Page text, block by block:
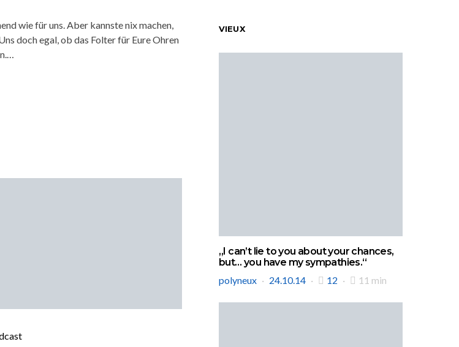
wie für uns. Aber kannste nix machen,
doch egal, ob das Folter für Eure Ohren
VIEUX
„I can’t lie to you about your chances,
but… you have my sympathies.“
polyneux
24.10.14 12 11 min